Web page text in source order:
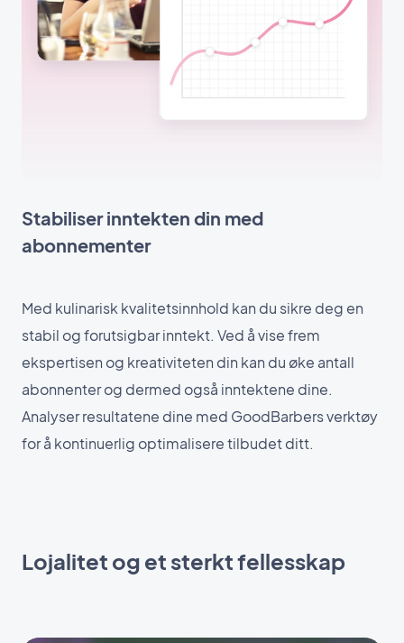
Stabiliser inntekten din med
abonnementer
Med kulinarisk kvalitetsinnhold kan du sikre deg en
stabil og forutsigbar inntekt. Ved å vise frem
ekspertisen og kreativiteten din kan du øke antall
abonnenter og dermed også inntektene dine.
Analyser resultatene dine med GoodBarbers verktøy
for å kontinuerlig optimalisere tilbudet ditt.
Lojalitet og et sterkt fellesskap